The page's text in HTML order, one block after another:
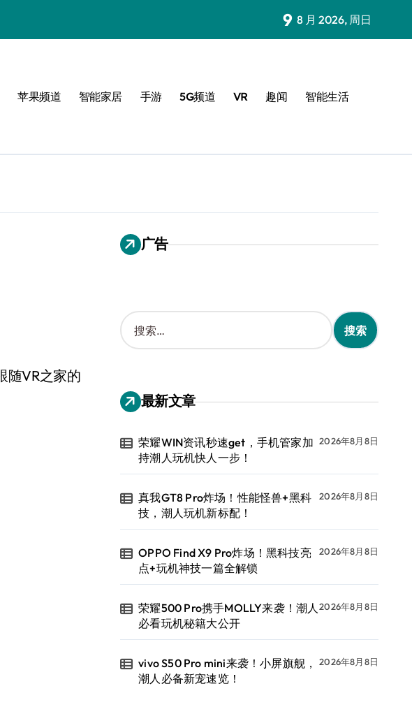
9 8 月 2026, 周日
苹果频道 智能家居 手游 5G频道 VR 趣闻 智能生活
广告
搜
索
：
最新文章
荣耀WIN资讯秒速get，手机管家加
持潮人玩机快人一步！
2026年8月8日
真我GT8 Pro炸场！性能怪兽+黑科
技，潮人玩机新标配！
2026年8月8日
OPPO Find X9 Pro炸场！黑科技亮
点+玩机神技一篇全解锁
2026年8月8日
荣耀500 Pro携手MOLLY来袭！潮人
必看玩机秘籍大公开
2026年8月8日
vivo S50 Pro mini来袭！小屏旗舰，
潮人必备新宠速览！
2026年8月8日